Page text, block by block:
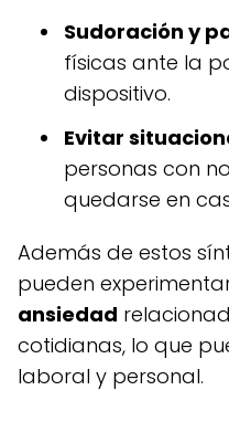
Sudoración y
físicas ante la
dispositivo.
Evitar
personas con
quedarse en
Además de estos
pueden
ansiedad
cotidianas, lo que
laboral y personal.